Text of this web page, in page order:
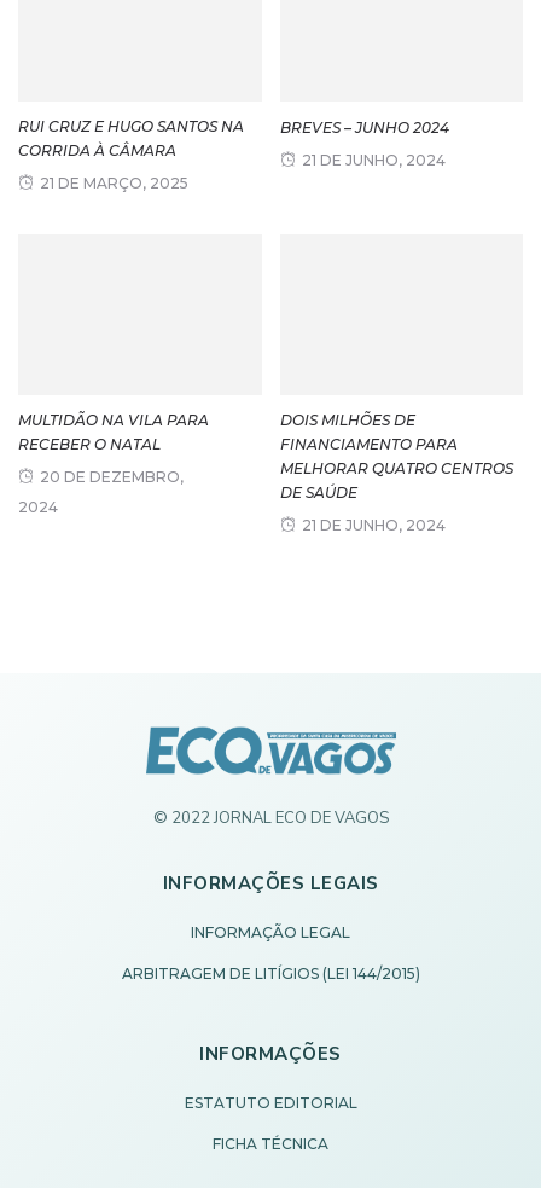
RUI CRUZ E HUGO SANTOS NA
CORRIDA À CÂMARA
21 DE MARÇO, 2025
BREVES – JUNHO 2024
21 DE JUNHO, 2024
MULTIDÃO NA VILA PARA
RECEBER O NATAL
20 DE DEZEMBRO,
2024
DOIS MILHÕES DE
FINANCIAMENTO PARA
MELHORAR QUATRO CENTROS
DE SAÚDE
21 DE JUNHO, 2024
© 2022 JORNAL ECO DE VAGOS
INFORMAÇÕES LEGAIS
INFORMAÇÃO LEGAL
ARBITRAGEM DE LITÍGIOS (LEI 144/2015)
INFORMAÇÕES
ESTATUTO EDITORIAL
FICHA TÉCNICA